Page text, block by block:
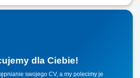
pozyskiwanie klientów gastronomicznych, a
obsługa klientów, mająca cechy
budowanie długotrwałych relacji z klientami,
ze standardami.
dla Ciebie!
swojego CV, a my polecimy je